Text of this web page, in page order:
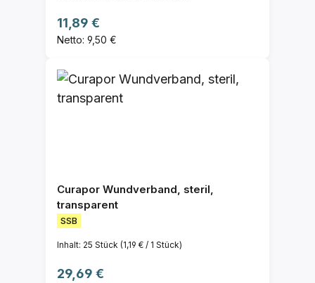
Regulärer Preis:
11,89 €
Netto: 9,50 €
Curapor Wundverband, steril,
transparent
SSB
Inhalt: 25 Stück (1,19 € / 1 Stück)
Regulärer Preis:
29,69 €